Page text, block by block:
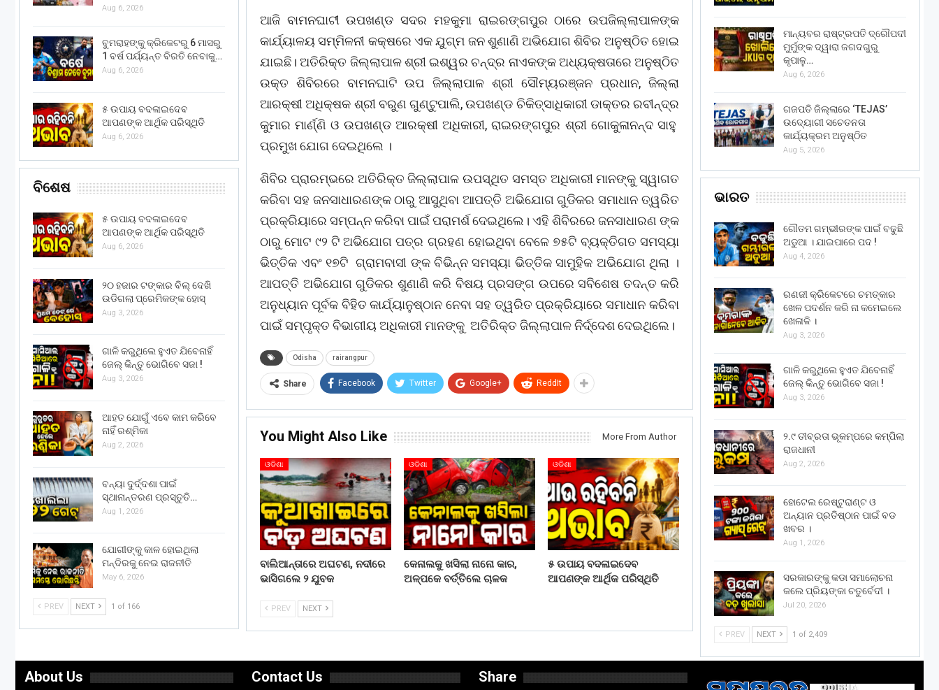
ଆଜି ବାମନଘାଟୀ ଉପଖଣ୍ଡ ସଦର ମହକୁମା ରାଇରଙ୍ଗପୁର ଠାରେ ଉପଜିଲ୍ଲାପାଳଙ୍କ
କାର୍ଯ୍ୟାଳୟ ସମ୍ମିଳନୀ କକ୍ଷରେ ଏକ ଯୁଗ୍ମ ଜନ ଶୁଣାଣି ଅଭିଯୋଗ ଶିବିର ଅନୁଷ୍ଠିତ ହୋଇ
ଯାଇଛି। ଅତିରିକ୍ତ ଜିଲ୍ଲାପାଳ ଶ୍ରୀ ଇଶ୍ୱର ଚନ୍ଦ୍ର ନାଏକଙ୍କ ଅଧ୍ୟକ୍ଷତାରେ ଅନୁଷ୍ଠିତ
ଉକ୍ତ ଶିବିରରେ ବାମନଘାଟି ଉପ ଜିଲ୍ଲାପାଳ ଶ୍ରୀ ସୌମ୍ୟରଞ୍ଜନ ପ୍ରଧାନ, ଜିଲ୍ଲା
ଆରକ୍ଷୀ ଅଧିକ୍ଷକ ଶ୍ରୀ ବରୁଣ ଗୁଣ୍ଟୁପାଲି, ଉପଖଣ୍ଡ ଚିକିତ୍ସାଧିକାରୀ ଡାକ୍ତର ରବୀନ୍ଦ୍ର
କୁମାର ମାର୍ଣ୍ଣି ଓ ଉପଖଣ୍ଡ ଆରକ୍ଷୀ ଅଧିକାରୀ, ରାଇରଙ୍ଗପୁର ଶ୍ରୀ ଗୋକୁଳାନନ୍ଦ ସାହୁ
ପ୍ରମୁଖ ଯୋଗ ଦେଇଥିଲେ ।
ଶିବିର ପ୍ରାରମ୍ଭରେ ଅତିରିକ୍ତ ଜିଲ୍ଲାପାଳ ଉପସ୍ଥିତ ସମସ୍ତ ଅଧିକାରୀ ମାନଙ୍କୁ ସ୍ୱାଗତ
କରିବା ସହ ଜନସାଧାରଣଙ୍କ ଠାରୁ ଆସୁଥିବା ଆପତ୍ତି ଅଭିଯୋଗ ଗୁଡିକର ସମାଧାନ ତ୍ୱରିତ
ପ୍ରକ୍ରିୟାରେ ସମ୍ପନ୍ନ କରିବା ପାଇଁ ପରାମର୍ଶ ଦେଇଥିଲେ। ଏହି ଶିବିରରେ ଜନସାଧାରଣ ଙ୍କ
ଠାରୁ ମୋଟ ୯୨ ଟି ଅଭିଯୋଗ ପତ୍ର ଗ୍ରହଣ ହୋଇଥିବା ବେଳେ ୭୫ଟି ବ୍ୟକ୍ତିଗତ ସମସ୍ୟା
ଭିତ୍ତିକ ଏବଂ ୧୭ଟି ଗ୍ରାମବାସୀ ଙ୍କ ବିଭିନ୍ନ ସମସ୍ୟା ଭିତ୍ତିକ ସାମୁହିକ ଅଭିଯୋଗ ଥିଲା ।
ଆପତ୍ତି ଅଭିଯୋଗ ଗୁଡିକର ଶୁଣାଣି କରି ବିଷୟ ପ୍ରସଙ୍ଗ ଉପରେ ସବିଶେଷ ତଦନ୍ତ କରି
ଅନୁଧ୍ୟାନ ପୂର୍ବକ ବିହିତ କାର୍ଯ୍ୟାନୁଷ୍ଠାନ ନେବା ସହ ତ୍ୱରିତ ପ୍ରକ୍ରିୟାରେ ସମାଧାନ କରିବା
ପାଇଁ ସମ୍ପୃକ୍ତ ବିଭାଗୀୟ ଅଧିକାରୀ ମାନଙ୍କୁ ଅତିରିକ୍ତ ଜିଲ୍ଲାପାଳ ନିର୍ଦ୍ଦେଶ ଦେଇଥିଲେ।
Odisha rairangpur
Share Facebook Twitter Google+ ReddIt
You Might Also Like More From Author
ଓଡିଶା
ବାଲିଆନ୍ତାରେ ଅଘଟଣ, ନଦୀରେ
ଭାସିଗଲେ ୨ ଯୁବକ
ଓଡିଶା
କେନାଲକୁ ଖସିଲା ନାନୋ କାର,
ଅଳ୍ପକେ ବର୍ତ୍ତିଲେ ଚାଳକ
ଓଡିଶା
୫ ଉପାୟ ବଦଳାଇଦେବ
ଆପଣଙ୍କ ଆର୍ଥିକ ପରିସ୍ଥିତି
PREV NEXT
ମାନ୍ୟବର ରାଷ୍ଟ୍ରପତି ଦ୍ରୌପଦୀ
ମୁର୍ମୁଙ୍କ ଦ୍ୱାରା ଜଗଦଗୁରୁ
କୃପାଳୁ…
Aug 6, 2026
ଗଜପତି ଜିଲ୍ଲାରେ ‘TEJAS’
ଉଦ୍ୟୋଗୀ ସଚେତନତା
କାର୍ଯ୍ୟକ୍ରମ ଅନୁଷ୍ଠିତ
Aug 5, 2026
ଭାରତ
ଗୌତମ ଗମ୍ଭୀରଙ୍କ ପାଇଁ ବଢୁଛି
ଅଡୁଆ । ଯାଇପାରେ ପଦ !
Aug 4, 2026
ରଣଜୀ କ୍ରିକେଟରେ ଚମତ୍କାର
ଖେଳ ପଦର୍ଶନ କରି ନା କମେଇଲେ
ଖେଳାଳି ।
Aug 3, 2026
ଗାଳି କରୁଥିଲେ ହୁଏତ ଯିବେନାହିଁ
ଜେଲ୍ କିନ୍ତୁ ଭୋଗିବେ ସଜା !
Aug 3, 2026
୨.୯ ତୀବ୍ରତା ଭୂକମ୍ପରେ କମ୍ପିଲା
ରାଜଧାନୀ
Aug 2, 2026
ହୋଟେଲ ରେଷ୍ଟୁରାଣ୍ଟ ଓ
ଅନ୍ୟାନ ପ୍ରତିଷ୍ଠାନ ପାଇଁ ବଡ
ଖବର ।
Aug 1, 2026
ସରକାରଙ୍କୁ କଡା ସମାଲୋଚନା
କଲେ ପ୍ରିୟଙ୍କା ଚତୁର୍ବେଦୀ ।
Jul 20, 2026
PREV NEXT 1 of 2,409
Aug 6, 2026
ବୁମରାହଙ୍କୁ କ୍ରିକେଟରୁ 6 ମାସରୁ
1 ବର୍ଷ ପର୍ଯ୍ୟନ୍ତ ବିରତି ନେବାକୁ…
Aug 6, 2026
୫ ଉପାୟ ବଦଳାଇଦେବ
ଆପଣଙ୍କ ଆର୍ଥିକ ପରିସ୍ଥିତି
Aug 6, 2026
ବିଶେଷ
୫ ଉପାୟ ବଦଳାଇଦେବ
ଆପଣଙ୍କ ଆର୍ଥିକ ପରିସ୍ଥିତି
Aug 6, 2026
୨୦ ହଜାର ଟଙ୍କାର ବିଲ୍ ଦେଖି
ଉଡିଗଲା ପ୍ରେମିକଙ୍କ ହୋସ୍
Aug 3, 2026
ଗାଳି କରୁଥିଲେ ହୁଏତ ଯିବେନାହିଁ
ଜେଲ୍ କିନ୍ତୁ ଭୋଗିବେ ସଜା !
Aug 3, 2026
ଆହତ ଯୋଗୁଁ ଏବେ କାମ କରିବେ
ନାହିଁ ରଶ୍ମିକା
Aug 2, 2026
ବନ୍ୟା ଦୁର୍ଦ୍ଦଶା ପାଇଁ
ସ୍ଥାନାନ୍ତରଣ ପ୍ରସ୍ତୁତି…
Aug 1, 2026
ଯୋଗୀଙ୍କୁ କାଳ ହୋଇଥିଲା
ମନ୍ଦିରକୁ ନେଇ ରାଜନୀତି
May 6, 2026
PREV NEXT 1 of 166
About Us Contact Us Share